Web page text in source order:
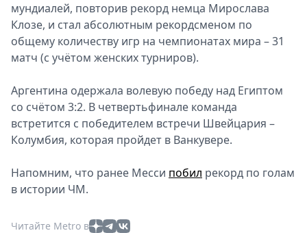
мундиалей, повторив рекорд немца Мирослава
Клозе, и стал абсолютным рекордсменом по
общему количеству игр на чемпионатах мира – 31
матч (с учётом женских турниров).
Аргентина одержала волевую победу над Египтом
со счётом 3:2. В четвертьфинале команда
встретится с победителем встречи Швейцария –
Колумбия, которая пройдет в Ванкувере.
Напомним, что ранее Месси побил рекорд по голам
в истории ЧМ.
Читайте Metro в